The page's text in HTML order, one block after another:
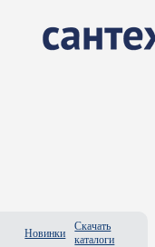
Новинки
Скачать
каталоги